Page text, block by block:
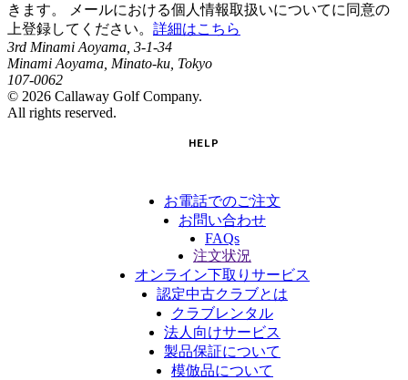
きます。 メールにおける個人情報取扱いについてに同意の
上登録してください。 詳細はこちら
3rd Minami Aoyama, 3-1-34
Minami Aoyama, Minato-ku, Tokyo
107-0062
© 2026 Callaway Golf Company.
All rights reserved.
HELP
お電話でのご注文
お問い合わせ
FAQs
注文状況
オンライン下取りサービス
認定中古クラブとは
クラブレンタル
法人向けサービス
製品保証について
模倣品について